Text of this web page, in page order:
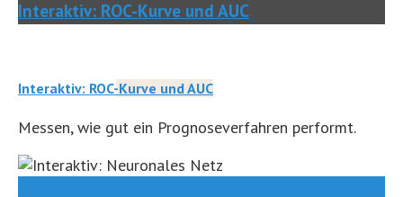
Interaktiv: ROC-Kurve und AUC
Interaktiv: ROC-Kurve und AUC
Messen, wie gut ein Prognoseverfahren performt.